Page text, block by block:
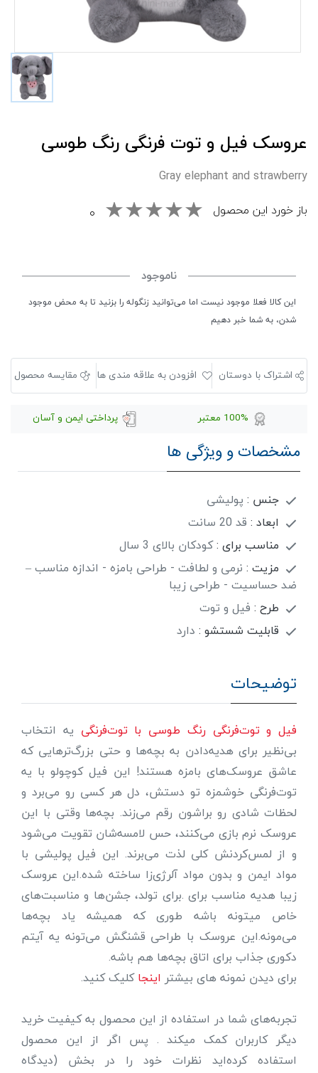
عروسک فیل و توت فرنگی رنگ طوسی
Gray elephant and strawberry
باز خورد این محصول ۰
ناموجود
این کالا فعلا موجود نیست اما می‌توانید زنگوله را بزنید تا به محض موجود
شدن، به شما خبر دهیم
اشتراک با دوستان افزودن به علاقه مندی ها مقایسه محصول
100% معتبر پرداختی ایمن و آسان
مشخصات و ویژگی ها
جنس : پولیشی
ابعاد : قد 20 سانت
مناسب برای :کودکان بالای 3 سال
مزیت : نرمی و لطافت - طراحی بامزه - اندازه مناسب –
ضد حساسیت - طراحی زیبا
طرح : فیل و توت
قابلیت شستشو : دارد
توضیحات
فیل و توت‌فرنگی رنگ طوسی با توت‌فرنگی یه انتخاب
بی‌نظیر برای هدیه‌دادن به بچه‌ها و حتی بزرگ‌ترهایی که
عاشق عروسک‌های بامزه هستند! این فیل کوچولو با یه
توت‌فرنگی خوشمزه تو دستش، دل هر کسی رو می‌برد و
لحظات شادی رو براشون رقم می‌زند. بچه‌ها وقتی با این
عروسک نرم بازی می‌کنند، حس لامسه‌شان تقویت می‌شود
و از لمس‌کردنش کلی لذت می‌برند. این فیل پولیشی با
مواد ایمن و بدون مواد آلرژی‌زا ساخته شده.این عروسک
زیبا هدیه مناسب برای .برای تولد، جشن‌ها و مناسبت‌های
خاص میتونه باشه طوری که همیشه یاد بچه‌ها
می‌مونه.این عروسک با طراحی قشنگش می‌تونه یه آیتم
دکوری جذاب برای اتاق بچه‌ها هم باشه.
برای دیدن نمونه های بیشتر اینجاکلیک کنید.
تجربه‌های شما در استفاده از این محصول به کیفیت خرید
دیگر کاربران کمک میکند . پس اگر از این محصول
استفاده کرده‌اید نظرات خود را در بخش (دیدگاه